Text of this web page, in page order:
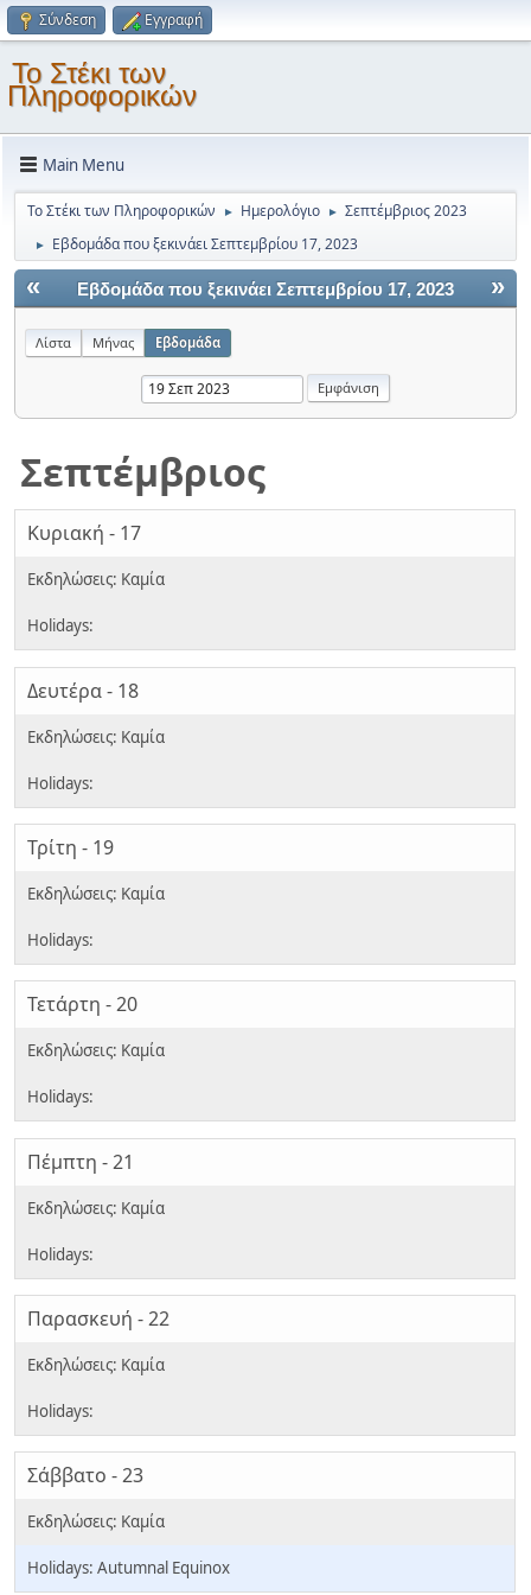
Σύνδεση Εγγραφή
Το Στέκι των
Πληροφορικών
Main Menu
Το Στέκι των Πληροφορικών ► Ημερολόγιο ► Σεπτέμβριος 2023
► Εβδομάδα που ξεκινάει Σεπτεμβρίου 17, 2023
« »
Εβδομάδα που ξεκινάει Σεπτεμβρίου 17, 2023
Λίστα Μήνας Εβδομάδα
Σεπτέμβριος
Κυριακή - 17
Δευτέρα - 18
Τρίτη - 19
Τετάρτη - 20
Πέμπτη - 21
Παρασκευή - 22
Σάββατο - 23
Autumnal Equinox